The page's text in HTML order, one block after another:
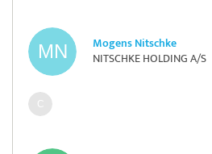
Mogens Nitschke
NITSCHKE HOLDING A/S